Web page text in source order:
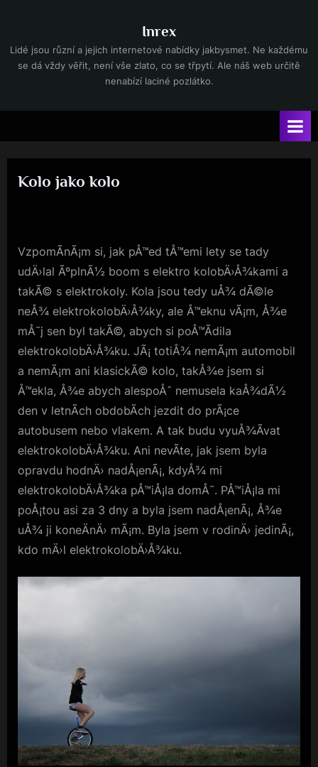
content
Inrex
Lidé jsou různí a jejich internetové nabídky jakbysmet. Ne každému
se dá vždy věřit, není vše zlato, co se třpytí. Ale náš web určitě
nenabízí laciné pozlátko.
Kolo jako kolo
VzpomÃ­nÃ¡m si, jak pÅ™ed tÅ™emi lety se tady
udÄ›lal ÃºplnÃ½ boom s elektro kolobÄ›Å¾kami a
takÃ© s elektrokoly. Kola jsou tedy uÅ¾ dÃ©le
neÅ¾ elektrokolobÄ›Å¾ky, ale Å™eknu vÃ¡m, Å¾e
mÅ¯j sen byl takÃ©, abych si poÅ™Ã­dila
elektrokolobÄ›Å¾ku. JÃ¡ totiÅ¾ nemÃ¡m automobil
a nemÃ¡m ani klasickÃ© kolo, takÅ¾e jsem si
Å™ekla, Å¾e abych alespoÅˆ nemusela kaÅ¾dÃ½
den v letnÃ­ch obdobÃ­ch jezdit do prÃ¡ce
autobusem nebo vlakem. A tak budu vyuÅ¾Ã­vat
elektrokolobÄ›Å¾ku. Ani nevÃ­te, jak jsem byla
opravdu hodnÄ› nadÅ¡enÃ¡, kdyÅ¾ mi
elektrokolobÄ›Å¾ka pÅ™iÅ¡la domÅ¯. PÅ™iÅ¡la mi
poÅ¡tou asi za 3 dny a byla jsem nadÅ¡enÃ¡, Å¾e
uÅ¾ ji koneÄnÄ› mÃ¡m. Byla jsem v rodinÄ› jedinÃ¡,
kdo mÄ›l elektrokolobÄ›Å¾ku.